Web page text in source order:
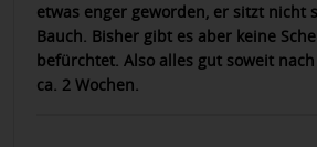
etwas enger geworden, er sitzt nicht
Bauch. Bisher gibt es aber keine
befürchtet. Also alles gut soweit
ca. 2 Wochen.